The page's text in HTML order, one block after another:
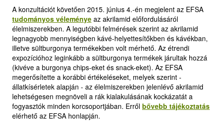
A konzultációt követően 2015. június 4.-én megjelent az EFSA
tudományos véleménye az akrilamid előfordulásáról
élelmiszerekben. A legutóbbi felmérések szerint az akrilamid
legnagyobb mennyiségben kávé-helyettesítőkben és kávékban,
illetve sültburgonya termékekben volt mérhető. Az étrendi
expozícióhoz leginkább a sültburgonya termékek járultak hozzá
(kivéve a burgonya chips-eket és snack-eket). Az EFSA
megerősítette a korábbi értékeléseket, melyek szerint -
állatkísérletek alapján - az élelmiszerekben jelenlévő akrilamid
lehetségesen megnöveli a rák kialakulásának kockázatát a
fogyasztók minden korcsoportjában. Erről bővebb tájékoztatás
elérhető az EFSA honlapján.